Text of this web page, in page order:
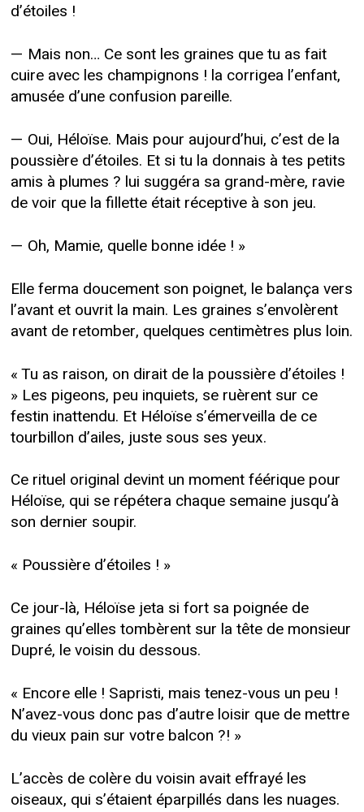
d’étoiles !
— Mais non… Ce sont les graines que tu as fait
cuire avec les champignons ! la corrigea l’enfant,
amusée d’une confusion pareille.
— Oui, Héloïse. Mais pour aujourd’hui, c’est de la
poussière d’étoiles. Et si tu la donnais à tes petits
amis à plumes ? lui suggéra sa grand-mère, ravie
de voir que la fillette était réceptive à son jeu.
— Oh, Mamie, quelle bonne idée ! »
Elle ferma doucement son poignet, le balança vers
l’avant et ouvrit la main. Les graines s’envolèrent
avant de retomber, quelques centimètres plus loin.
« Tu as raison, on dirait de la poussière d’étoiles !
» Les pigeons, peu inquiets, se ruèrent sur ce
festin inattendu. Et Héloïse s’émerveilla de ce
tourbillon d’ailes, juste sous ses yeux.
Ce rituel original devint un moment féérique pour
Héloïse, qui se répétera chaque semaine jusqu’à
son dernier soupir.
« Poussière d’étoiles ! »
Ce jour-là, Héloïse jeta si fort sa poignée de
graines qu’elles tombèrent sur la tête de monsieur
Dupré, le voisin du dessous.
« Encore elle ! Sapristi, mais tenez-vous un peu !
N’avez-vous donc pas d’autre loisir que de mettre
du vieux pain sur votre balcon ?! »
L’accès de colère du voisin avait effrayé les
oiseaux, qui s’étaient éparpillés dans les nuages.